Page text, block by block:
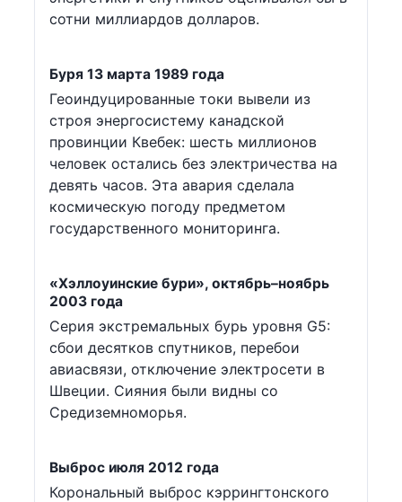
сотни миллиардов долларов.
Буря 13 марта 1989 года
Геоиндуцированные токи вывели из
строя энергосистему канадской
провинции Квебек: шесть миллионов
человек остались без электричества на
девять часов. Эта авария сделала
космическую погоду предметом
государственного мониторинга.
«Хэллоуинские бури», октябрь–ноябрь
2003 года
Серия экстремальных бурь уровня G5:
сбои десятков спутников, перебои
авиасвязи, отключение электросети в
Швеции. Сияния были видны со
Средиземноморья.
Выброс июля 2012 года
Корональный выброс кэррингтонского